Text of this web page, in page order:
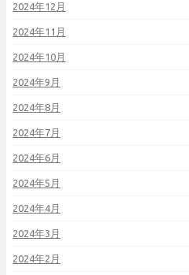
2024年12月
2024年11月
2024年10月
2024年9月
2024年8月
2024年7月
2024年6月
2024年5月
2024年4月
2024年3月
2024年2月